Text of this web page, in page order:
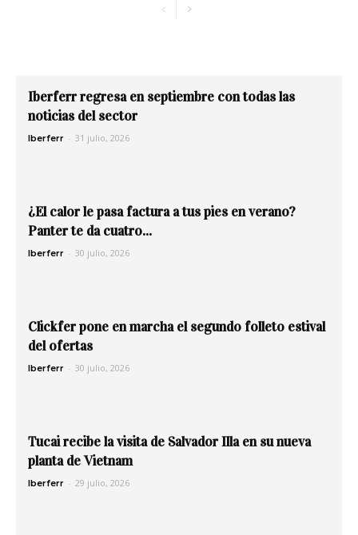
Iberferr regresa en septiembre con todas las
noticias del sector
Iberferr - 31 julio, 2026
¿El calor le pasa factura a tus pies en verano?
Panter te da cuatro...
Iberferr - 30 julio, 2026
Clickfer pone en marcha el segundo folleto estival
del ofertas
Iberferr - 30 julio, 2026
Tucai recibe la visita de Salvador Illa en su nueva
planta de Vietnam
Iberferr - 29 julio, 2026